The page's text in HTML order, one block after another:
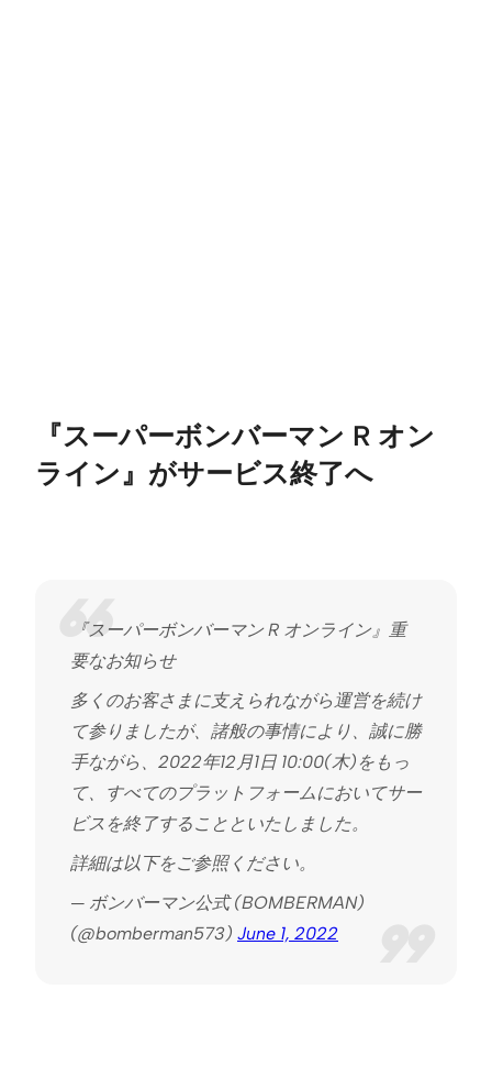
『スーパーボンバーマン R オン
ライン』がサービス終了へ
『スーパーボンバーマン R オンライン』重
要なお知らせ
多くのお客さまに支えられながら運営を続け
て参りましたが、諸般の事情により、誠に勝
手ながら、2022年12月1日 10:00(木)をもっ
て、すべてのプラットフォームにおいてサー
ビスを終了することといたしました。
詳細は以下をご参照ください。
— ボンバーマン公式 (BOMBERMAN)
(@bomberman573) June 1, 2022